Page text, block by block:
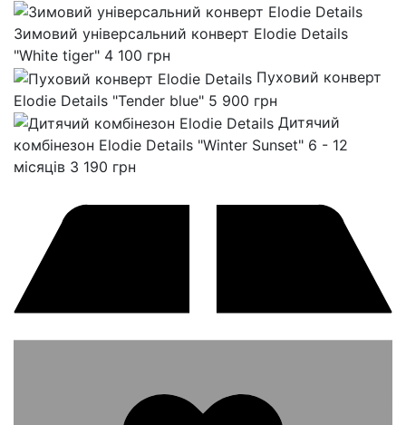
Зимовий універсальний конверт Elodie Details
"White tiger" 4 100 грн
Пуховий конверт
Elodie Details "Tender blue" 5 900 грн
Дитячий
комбінезон Elodie Details "Winter Sunset" 6 - 12
місяців 3 190 грн